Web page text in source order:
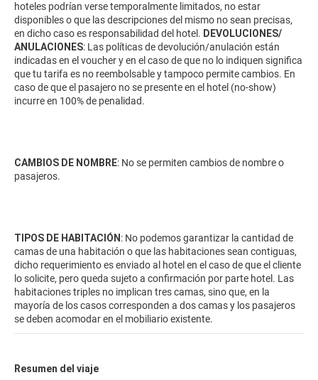
hoteles podrían verse temporalmente limitados, no estar
disponibles o que las descripciones del mismo no sean precisas,
en dicho caso es responsabilidad del hotel. DEVOLUCIONES/
ANULACIONES: Las políticas de devolución/anulación están
indicadas en el voucher y en el caso de que no lo indiquen significa
que tu tarifa es no reembolsable y tampoco permite cambios. En
caso de que el pasajero no se presente en el hotel (no-show)
incurre en 100% de penalidad.
CAMBIOS DE NOMBRE: No se permiten cambios de nombre o
pasajeros.
TIPOS DE HABITACIÓN : No podemos garantizar la cantidad de
camas de una habitación o que las habitaciones sean contiguas,
dicho requerimiento es enviado al hotel en el caso de que el cliente
lo solicite, pero queda sujeto a confirmación por parte hotel. Las
habitaciones triples no implican tres camas, sino que, en la
mayoría de los casos corresponden a dos camas y los pasajeros
se deben acomodar en el mobiliario existente.
Resumen del viaje